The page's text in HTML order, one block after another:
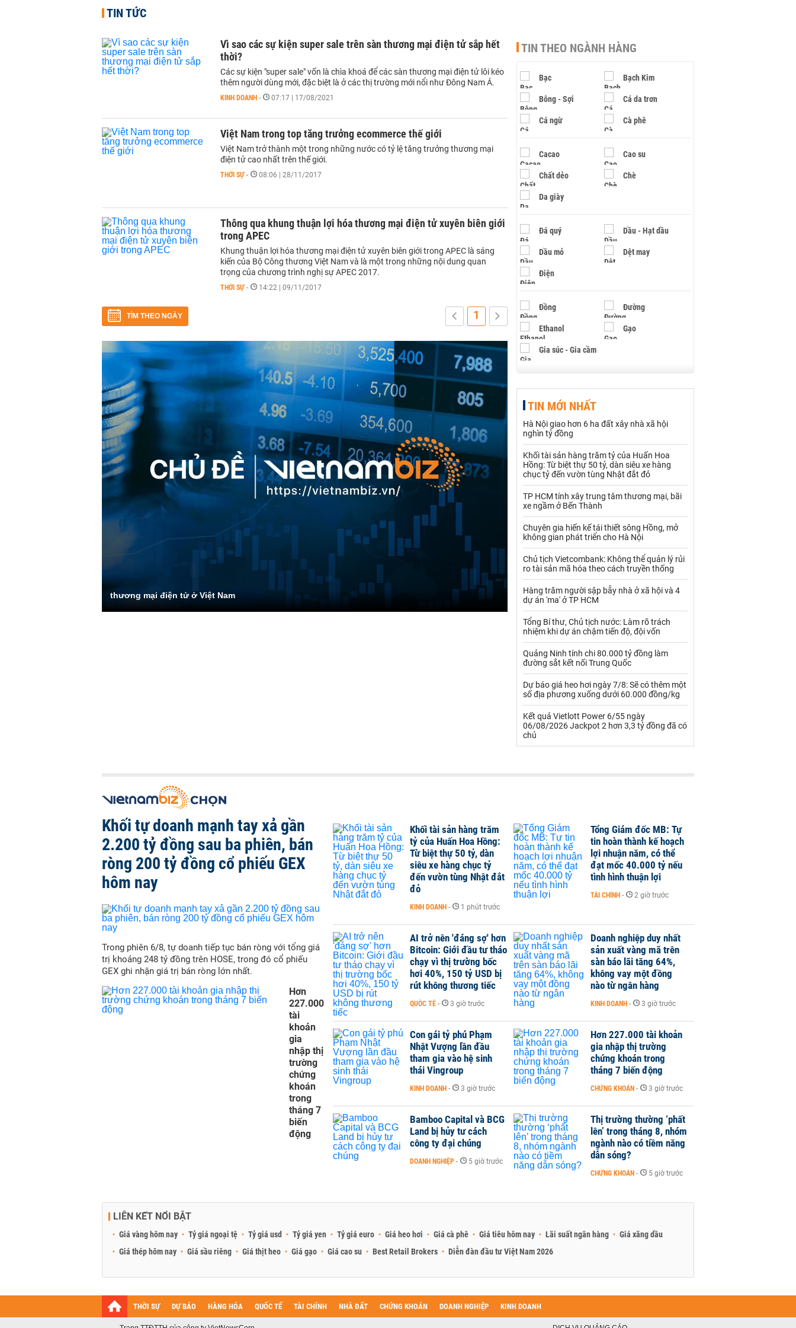
TIN TỨC
Vì sao các sự kiện super sale trên sàn thương mại điện tử sắp hết
thời?
Các sự kiện "super sale" vốn là chìa khoá để các sàn thương mại điện tử lôi kéo
thêm người dùng mới, đặc biệt là ở các thị trường mới nổi như Đông Nam Á.
KINH DOANH - 07:17 | 17/08/2021
Việt Nam trong top tăng trưởng ecommerce thế giới
Việt Nam trở thành một trong những nước có tỷ lệ tăng trưởng thương mại
điện tử cao nhất trên thế giới.
THỜI SỰ - 08:06 | 28/11/2017
Thông qua khung thuận lợi hóa thương mại điện tử xuyên biên giới
trong APEC
Khung thuận lợi hóa thương mại điện tử xuyên biên giới trong APEC là sáng
kiến của Bộ Công thương Việt Nam và là một trong những nội dung quan
trọng của chương trình nghị sự APEC 2017.
THỜI SỰ - 14:22 | 09/11/2017
TÌM THEO NGÀY 1
thương mại điện tử ở Việt Nam
TIN THEO NGÀNH HÀNG
Bạc Bạch Kim
Bông - Sợi Cá da trơn
Cá ngừ Cà phê
Cacao Cao su
Chất dẻo Chè
Da giày
Đá quý Dầu - Hạt dầu
Dầu mỏ Dệt may
Điện
Đồng Đường
Ethanol Gạo
Gia súc - Gia cầm
Hạt điều
Khí đốt
Kim loại khác Mắc ca
Muối
Nhựa - Hạt nhựa
Palladium Phân bón
Rau - Củ -Quả Sắt thép
Sữa
Than Thức ăn chăn nuôi
Thủy hải sản khác Tôm
Vàng
VLXD khác Xăng dầu
Xi măng - Clynker
TIN MỚI NHẤT
Hà Nội giao hơn 6 ha đất xây nhà xã hội
nghìn tỷ đồng
Khối tài sản hàng trăm tỷ của Huấn Hoa
Hồng: Từ biệt thự 50 tỷ, dàn siêu xe hàng
chục tỷ đến vườn tùng Nhật đắt đỏ
TP HCM tính xây trung tâm thương mại, bãi
xe ngầm ở Bến Thành
Chuyên gia hiến kế tái thiết sông Hồng, mở
không gian phát triển cho Hà Nội
Chủ tịch Vietcombank: Không thể quản lý rủi
ro tài sản mã hóa theo cách truyền thống
Hàng trăm người sập bẫy nhà ở xã hội và 4
dự án 'ma' ở TP HCM
Tổng Bí thư, Chủ tịch nước: Làm rõ trách
nhiệm khi dự án chậm tiến độ, đội vốn
Quảng Ninh tính chi 80.000 tỷ đồng làm
đường sắt kết nối Trung Quốc
Dự báo giá heo hơi ngày 7/8: Sẽ có thêm một
số địa phương xuống dưới 60.000 đồng/kg
Kết quả Vietlott Power 6/55 ngày
06/08/2026 Jackpot 2 hơn 3,3 tỷ đồng đã có
chủ
Khối tự doanh mạnh tay xả gần
2.200 tỷ đồng sau ba phiên, bán
ròng 200 tỷ đồng cổ phiếu GEX
hôm nay
Trong phiên 6/8, tự doanh tiếp tục bán ròng với tổng giá
trị khoảng 248 tỷ đồng trên HOSE, trong đó cổ phiếu
GEX ghi nhận giá trị bán ròng lớn nhất.
Hơn
227.000
tài
khoản
gia
nhập thị
trường
chứng
khoán
trong
tháng 7
biến
động
Khối tài sản hàng trăm
tỷ của Huấn Hoa Hồng:
Từ biệt thự 50 tỷ, dàn
siêu xe hàng chục tỷ
đến vườn tùng Nhật đắt
đỏ
KINH DOANH - 1 phút trước
Tổng Giám đốc MB: Tự
tin hoàn thành kế hoạch
lợi nhuận năm, có thể
đạt mốc 40.000 tỷ nếu
tình hình thuận lợi
TÀI CHÍNH - 2 giờ trước
AI trở nên 'đáng sợ' hơn
Bitcoin: Giới đầu tư tháo
chạy vì thị trường bốc
hơi 40%, 150 tỷ USD bị
rút không thương tiếc
QUỐC TẾ - 3 giờ trước
Doanh nghiệp duy nhất
sản xuất vàng mã trên
sàn báo lãi tăng 64%,
không vay một đồng
nào từ ngân hàng
KINH DOANH - 3 giờ trước
Con gái tỷ phú Phạm
Nhật Vượng lần đầu
tham gia vào hệ sinh
thái Vingroup
KINH DOANH - 3 giờ trước
Hơn 227.000 tài khoản
gia nhập thị trường
chứng khoán trong
tháng 7 biến động
CHỨNG KHOÁN - 3 giờ trước
Bamboo Capital và BCG
Land bị hủy tư cách
công ty đại chúng
DOANH NGHIỆP - 5 giờ trước
Thị trường thường ‘phất
lên’ trong tháng 8, nhóm
ngành nào có tiềm năng
dẫn sóng?
CHỨNG KHOÁN - 5 giờ trước
LIÊN KẾT NỔI BẬT
Giá vàng hôm nay Tỷ giá ngoại tệ Tỷ giá usd Tỷ giá yen Tỷ giá euro Giá heo hơi Giá cà phê Giá tiêu hôm nay Lãi suất ngân hàng
Giá xăng dầu
Giá thép hôm nay
Giá sầu riêng Giá thịt heo Giá gạo Giá cao su Best Retail Brokers Diễn đàn đầu tư Việt Nam 2026
THỜI SỰ DỰ BÁO HÀNG HÓA QUỐC TẾ TÀI CHÍNH NHÀ ĐẤT CHỨNG KHOÁN DOANH NGHIỆP KINH DOANH